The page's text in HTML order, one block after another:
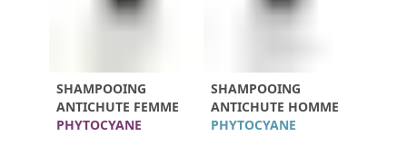
SHAMPOOING
ANTICHUTE FEMME
PHYTOCYANE
SHAMPOOING
ANTICHUTE HOMME
PHYTOCYANE